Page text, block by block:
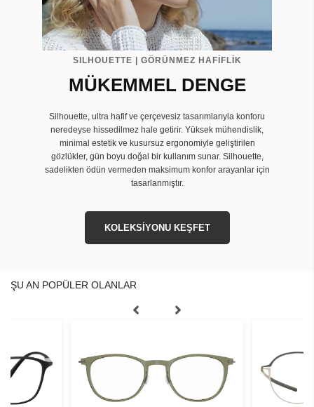
SILHOUETTE | GÖRÜNMEZ HAFİFLİK
MÜKEMMEL DENGE
Silhouette, ultra hafif ve çerçevesiz tasarımlarıyla konforu
neredeyse hissedilmez hale getirir. Yüksek mühendislik,
minimal estetik ve kusursuz ergonomiyle geliştirilen
gözlükler, gün boyu doğal bir kullanım sunar. Silhouette,
sadelikten ödün vermeden maksimum konfor arayanlar için
tasarlanmıştır.
KOLEKSİYONU KEŞFET
ŞU AN POPÜLER OLANLAR